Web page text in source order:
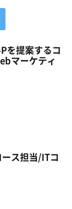
を提案するコ
マーケティ
ス担当/ITコ